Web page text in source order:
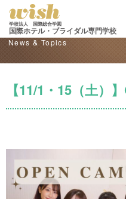
学校法人 国際総合学園
国際ホテル・ブライダル専門学校
学校からのお知らせ
News & Topics
【11/1・15（土）